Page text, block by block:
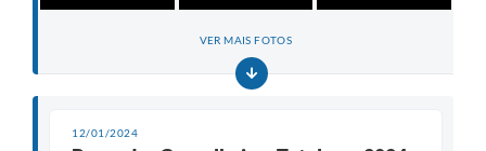
VER MAIS FOTOS
12/01/2024